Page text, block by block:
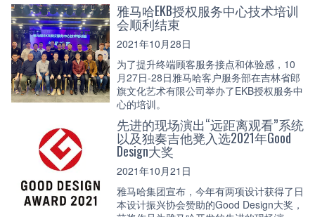
雅马哈EKB授权服务中心技术培训
会顺利结束
2021年10月28日
为了提升终端顾客服务接点和体验感，10
月27日-28日雅马哈客户服务部在吉林省郎
旗文化艺术有限公司举办了EKB授权服务中
心的培训。
先进的现场演出“远距离观看”系统
以及独奏吉他凳入选2021年Good
Design大奖
2021年10月21日
雅马哈集团宣布，今年有两项设计获得了日
本设计振兴协会赞助的Good Design大奖，